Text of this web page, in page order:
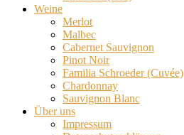
Weine
Merlot
Malbec
Cabernet Sauvignon
Pinot Noir
Familia Schroeder (Cuvée)
Chardonnay
Sauvignon Blanc
Über uns
Impressum